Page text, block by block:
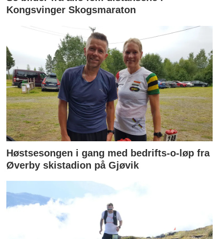
Kongsvinger Skogsmaraton
Høstsesongen i gang med bedrifts-o-løp fra
Øverby skistadion på Gjøvik